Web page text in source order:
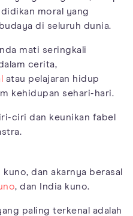
moral yang
di seluruh dunia.
mati seringkali
cerita,
atau pelajaran hidup
kehidupan sehari-hari.
ciri dan keunikan fabel
dan akarnya berasal
, dan India kuno.
paling terkenal adalah